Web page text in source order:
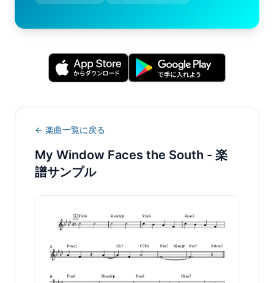
← 楽曲一覧に戻る
My Window Faces the South - 楽
譜サンプル